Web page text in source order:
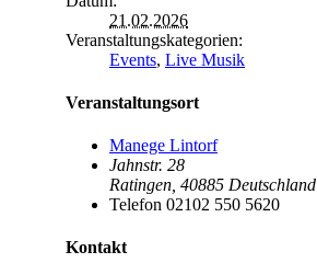
21.02.2026
Veranstaltungskategorien:
Events, Live Musik
Veranstaltungsort
Manege Lintorf
Jahnstr. 28
Ratingen 40885 Deutschland
Telefon 02102 550 5620
Kontakt